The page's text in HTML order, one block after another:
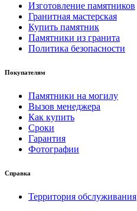
Изготовление памятников
Гранитная мастерская
Купить памятник
Памятники из гранита
Политика безопасности
Покупателям
Памятники на могилу
Вызов менеджера
Как купить
Сроки
Гарантия
Фотографии
Справка
Территория обслуживания